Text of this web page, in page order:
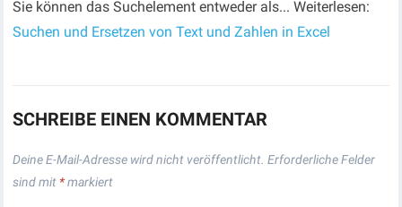
Sie können das Suchelement entweder als... Weiterlesen:
Suchen und Ersetzen von Text und Zahlen in Excel
SCHREIBE EINEN KOMMENTAR
Deine E-Mail-Adresse wird nicht veröffentlicht. Erforderliche Felder
sind mit *markiert